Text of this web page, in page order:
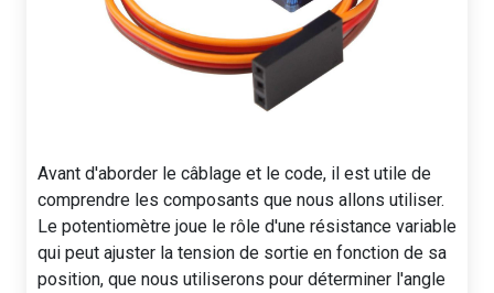
Avant d'aborder le câblage et le code, il est utile de
comprendre les composants que nous allons utiliser.
Le potentiomètre joue le rôle d'une résistance variable
qui peut ajuster la tension de sortie en fonction de sa
position, que nous utiliserons pour déterminer l'angle